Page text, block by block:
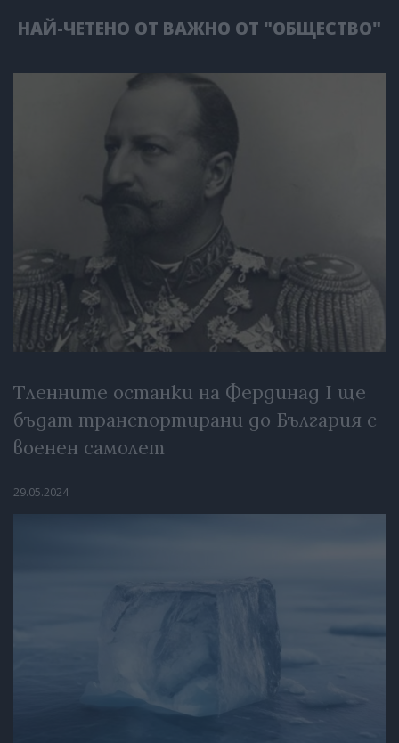
НАЙ-ЧЕТЕНО ОТ ВАЖНО ОТ "ОБЩЕСТВО"
Тленните останки на Фердинад I ще
бъдат транспортирани до България с
военен самолет
29.05.2024